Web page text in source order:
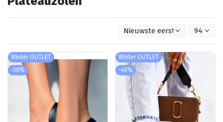
Nieuwste eerst 94
Winter OUTLET
-30%
Winter OUTLET
-40%